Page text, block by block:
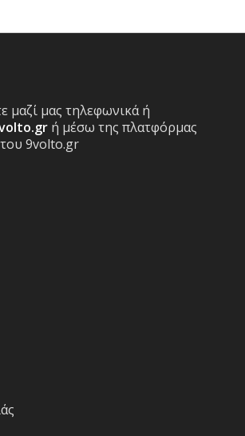
μαζί μας τηλεφωνικά ή
ή μέσω της πλατφόρμας
9volto.gr